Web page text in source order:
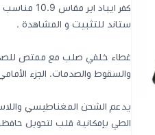
ستاند للتثبيت و المشاهدة .
غطاء خلفي صلب مع ممتص
والسقوط والصدمات. الجزء
يدعم الشحن المغناطيسي
الطي بإمكانية قلب لتحويل حافظة ايباد اير 4 إلى حامل